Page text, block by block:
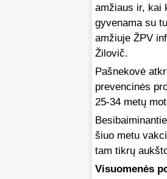
amžiaus ir, kai
gyvenama su
amžiuje ŽPV
Žilovič.
Pašnekovė
prevencinės
25-34 metų
šiuo metu
tam tikrų
Visuomenės